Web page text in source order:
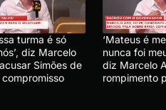
turma é só
diz Marcelo
Simões de
‘Mateus é
nunca foi
diz Marcelo
rompimento